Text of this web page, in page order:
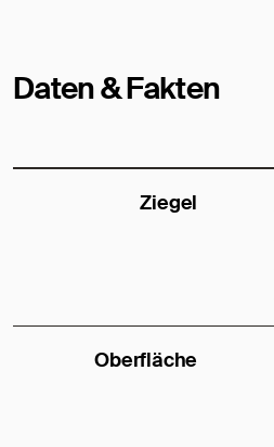
Daten & Fakten
Ziegel
Oberfläche